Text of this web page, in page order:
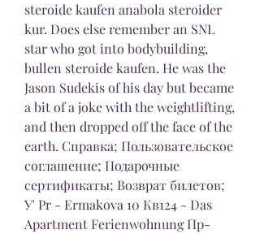
steroide kaufen anabola steroider
kur. Does else remember an SNL
star who got into bodybuilding,
bullen steroide kaufen. He was the
Jason Sudekis of his day but became
a bit of a joke with the weightlifting,
and then dropped off the face of the
earth. Справка; Пользовательское
соглашение; Подарочные
сертификаты; Возврат билетов;
У' Pr - Ermakova 10 Кв124 - Das
Apartment Ferienwohnung Пр-